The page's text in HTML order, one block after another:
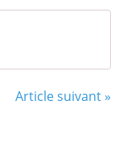
Article suivant »